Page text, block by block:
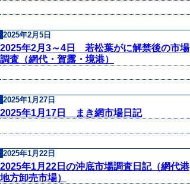
2025年2月5日
2025年2月3～4日 若松葉がに解禁後の市場
調査（網代・賀露・境港）
2025年1月27日
2025年1月17日 まき網市場日記
2025年1月22日
2025年1月22日の沖底市場調査日記（網代港
地方卸売市場）